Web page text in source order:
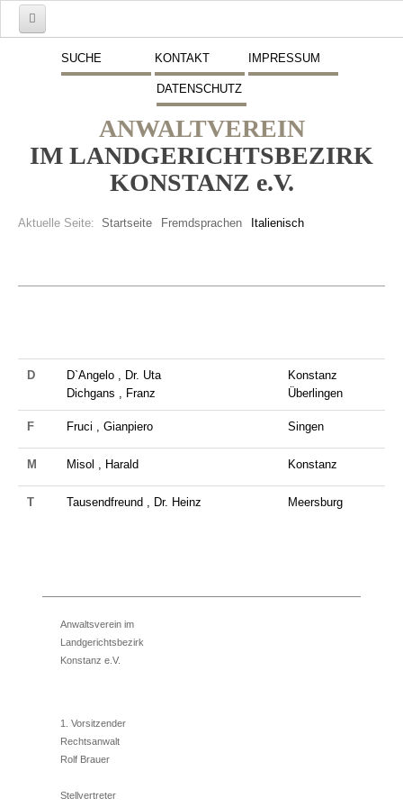
SUCHE KONTAKT IMPRESSUM
DATENSCHUTZ
ANWALTVEREIN
IM LANDGERICHTSBEZIRK
KONSTANZ e.V.
Aktuelle Seite: Startseite Fremdsprachen Italienisch
Schwerpunkte
D
D`Angelo , Dr. Uta
Dichgans , Franz
Konstanz
Überlingen
F Fruci , Gianpiero Singen
M Misol , Harald Konstanz
T Tausendfreund , Dr. Heinz Meersburg
Anwaltsverein im
Landgerichtsbezirk
Konstanz e.V.
1. Vorsitzender
Rechtsanwalt
Rolf Brauer
Stellvertreter